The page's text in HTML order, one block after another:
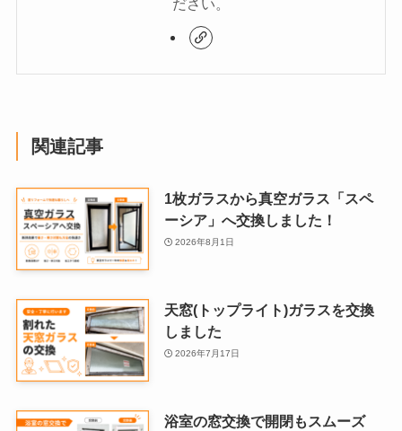
ださい。
関連記事
1枚ガラスから真空ガラス「スペ
ーシア」へ交換しました！
2026年8月1日
天窓(トップライト)ガラスを交換
しました
2026年7月17日
浴室の窓交換で開閉もスムーズ